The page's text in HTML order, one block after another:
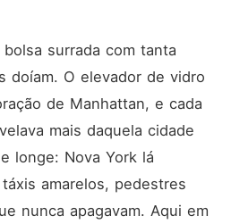
de um bilionário. Rafael
Monteiro é o CEO
implacável que domina o
mundo dos negócios com
Intocável. Inatingível. Desde
que perdeu a esposa no
parto de Enzo, ele enterrou o
coração junto com ela. Amor
ele nunca mais pretende
surrada com tanta
doíam. O elevador de vidro
de Manhattan, e cada
mais daquela cidade
longe: Nova York lá
amarelos, pedestres
nunca apagavam. Aqui em